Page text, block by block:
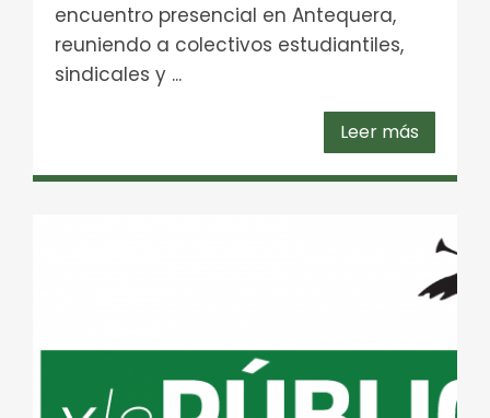
encuentro presencial en Antequera,
reuniendo a colectivos estudiantiles,
sindicales y ...
Leer más